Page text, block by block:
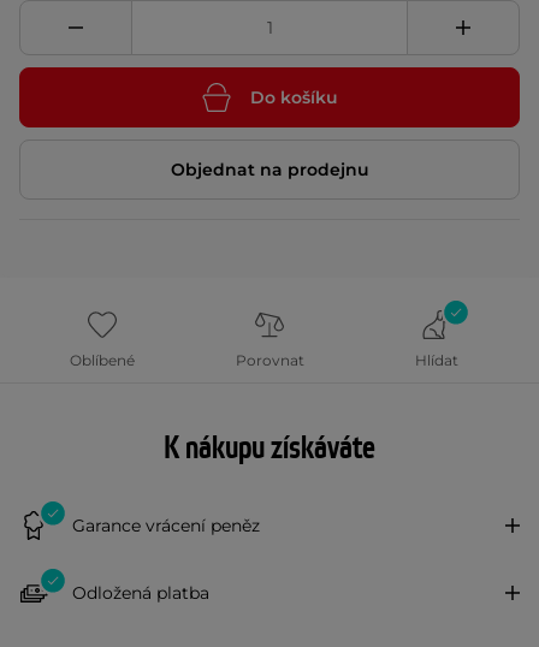
Do košíku
Objednat na prodejnu
Oblíbené Porovnat Hlídat
K nákupu získáváte
Garance vrácení peněz
Odložená platba